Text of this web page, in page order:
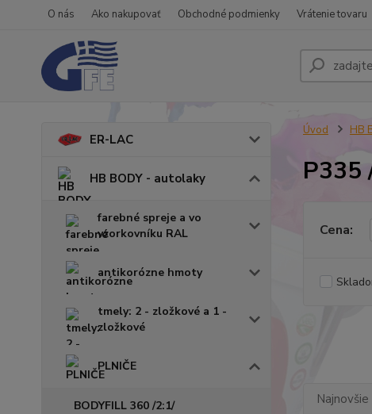
O nás Ako nakupovať Obchodné podmienky Vrátenie tovaru
ER-LAC
HB BODY - autolaky
farebné spreje a vo
vzorkovníku RAL
antikorózne hmoty
tmely: 2 - zložkové a 1 -
zložkové
PLNIČE
BODYFILL 360 /2:1/
Úvod HB
P335
Cena:
Najnovšie